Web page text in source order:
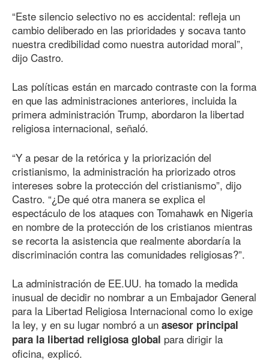
“Este silencio selectivo no es accidental: refleja un
cambio deliberado en las prioridades y socava tanto
nuestra credibilidad como nuestra autoridad moral”,
dijo Castro.
Las políticas están en marcado contraste con la forma
en que las administraciones anteriores, incluida la
primera administración Trump, abordaron la libertad
religiosa internacional, señaló.
“Y a pesar de la retórica y la priorización del
cristianismo, la administración ha priorizado otros
intereses sobre la protección del cristianismo”, dijo
Castro. “¿De qué otra manera se explica el
espectáculo de los ataques con Tomahawk en Nigeria
en nombre de la protección de los cristianos mientras
se recorta la asistencia que realmente abordaría la
discriminación contra las comunidades religiosas?”.
La administración de EE.UU. ha tomado la medida
inusual de decidir no nombrar a un Embajador General
para la Libertad Religiosa Internacional como lo exige
la ley, y en su lugar nombró a un asesor principal
para la libertad religiosa global para dirigir la
oficina, explicó.